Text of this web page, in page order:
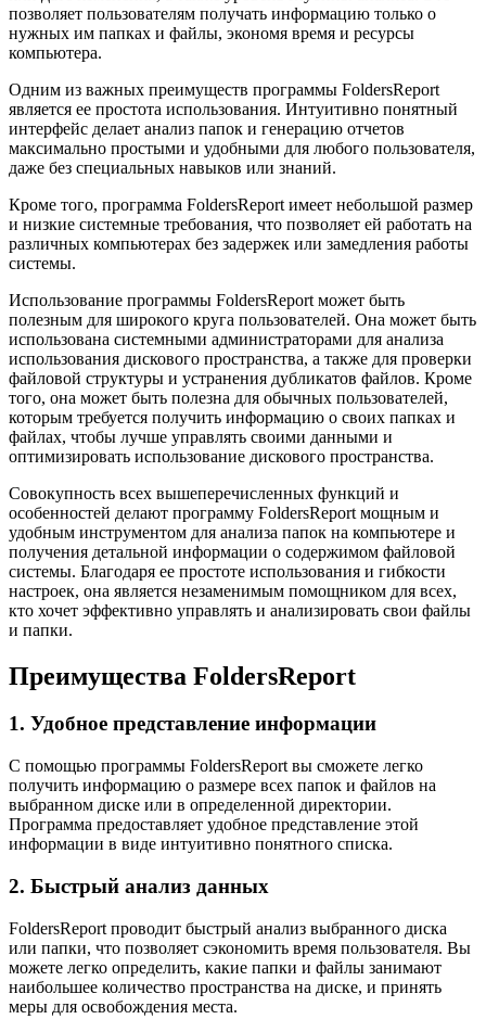
позволяет пользователям получать информацию только о
нужных им папках и файлы, экономя время и ресурсы
компьютера.
Одним из важных преимуществ программы FoldersReport
является ее простота использования. Интуитивно понятный
интерфейс делает анализ папок и генерацию отчетов
максимально простыми и удобными для любого пользователя,
даже без специальных навыков или знаний.
Кроме того, программа FoldersReport имеет небольшой размер
и низкие системные требования, что позволяет ей работать на
различных компьютерах без задержек или замедления работы
системы.
Использование программы FoldersReport может быть
полезным для широкого круга пользователей. Она может быть
использована системными администраторами для анализа
использования дискового пространства, а также для проверки
файловой структуры и устранения дубликатов файлов. Кроме
того, она может быть полезна для обычных пользователей,
которым требуется получить информацию о своих папках и
файлах, чтобы лучше управлять своими данными и
оптимизировать использование дискового пространства.
Совокупность всех вышеперечисленных функций и
особенностей делают программу FoldersReport мощным и
удобным инструментом для анализа папок на компьютере и
получения детальной информации о содержимом файловой
системы. Благодаря ее простоте использования и гибкости
настроек, она является незаменимым помощником для всех,
кто хочет эффективно управлять и анализировать свои файлы
и папки.
Преимущества FoldersReport
1. Удобное представление информации
С помощью программы FoldersReport вы сможете легко
получить информацию о размере всех папок и файлов на
выбранном диске или в определенной директории.
Программа предоставляет удобное представление этой
информации в виде интуитивно понятного списка.
2. Быстрый анализ данных
FoldersReport проводит быстрый анализ выбранного диска
или папки, что позволяет сэкономить время пользователя. Вы
можете легко определить, какие папки и файлы занимают
наибольшее количество пространства на диске, и принять
меры для освобождения места.